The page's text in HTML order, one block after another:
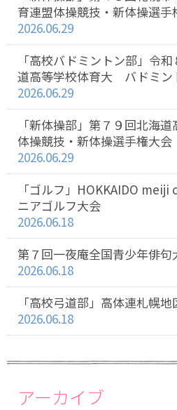
育連盟体操競技・新体操選手
2026.06.29
「高校バドミントン部」令
道高等学校体育大 バドミン
2026.06.29
「新体操部」第７９回北海
体操競技・新体操選手権大会
2026.06.29
「ゴルフ」HOKKAIDO meiji
ニアゴルフ大会
2026.06.18
第７回一夜庵全国青少年俳句
2026.06.18
「高校弓道部」高体連札幌
2026.06.18
アーカイブ